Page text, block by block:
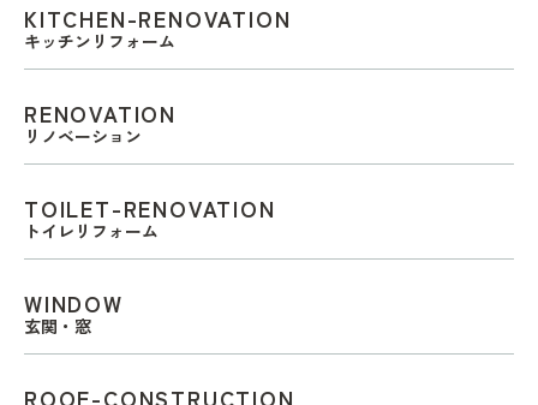
KITCHEN-RENOVATION
キッチンリフォーム
RENOVATION
リノベーション
TOILET-RENOVATION
トイレリフォーム
WINDOW
玄関・窓
ROOF-CONSTRUCTION